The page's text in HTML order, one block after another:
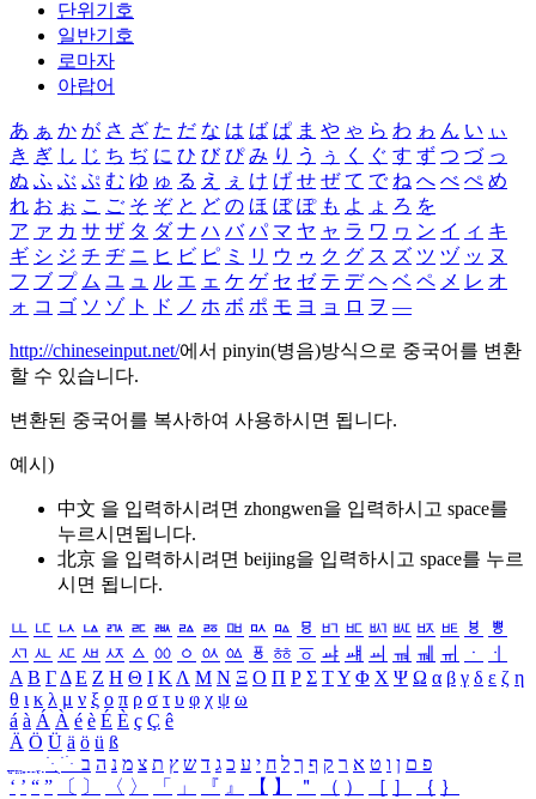
단위기호
일반기호
로마자
아랍어
あ ぁ か が さ ざ た だ な は ば ぱ ま や ゃ ら わ ゎ ん い ぃ
き ぎ し じ ち ぢ に ひ び ぴ み り う ぅ く ぐ す ず つ づ っ
ぬ ふ ぶ ぷ む ゆ ゅ る え ぇ け げ せ ぜ て で ね へ べ ぺ め
れ お ぉ こ ご そ ぞ と ど の ほ ぼ ぽ も よ ょ ろ を
ア ァ カ サ ザ タ ダ ナ ハ バ パ マ ヤ ャ ラ ワ ヮ ン イ ィ キ
ギ シ ジ チ ヂ ニ ヒ ビ ピ ミ リ ウ ゥ ク グ ス ズ ツ ヅ ッ ヌ
フ ブ プ ム ユ ュ ル エ ェ ケ ゲ セ ゼ テ デ ヘ ベ ペ メ レ オ
ォ コ ゴ ソ ゾ ト ド ノ ホ ボ ポ モ ヨ ョ ロ ヲ ―
http://chineseinput.net/에서 pinyin(병음)방식으로 중국어를 변환
할 수 있습니다.
변환된 중국어를 복사하여 사용하시면 됩니다.
예시)
中文 을 입력하시려면 zhongwen을 입력하시고 space를
누르시면됩니다.
北京 을 입력하시려면 beijing을 입력하시고 space를 누르
시면 됩니다.
ㅥ ㅦ ㅧ ㅨ ㅩ ㅪ ㅫ ㅬ ㅭ ㅮ ㅯ ㅰ ㅱ ㅲ ㅳ ㅴ ㅵ ㅶ ㅷ ㅸ
ㅹ
ㅺ ㅻ ㅼ ㅽ ㅾ ㅿ ㆀ ㆁ ㆂ ㆃ ㆄ ㆅ ㆆ ㆇ ㆈ ㆉ ㆊ ㆋ ㆌ ㆍ
ㆎ
Α Β ΓΔ Ε Ζ Η Θ Ι ΚΛ Μ Ν Ξ Ο Π Ρ Σ ΤΥ Φ Χ Ψ Ω α β γ δ ε ζ η
θ ι κ λ μ ν ξ ο π ρ σ τ υ φ χ ψ ω
á à Á À é è É È ç Ç ê
Ä Ö Ü ä ö ü ß
ִֶֹ ֻּ ׁׂ פ ם ן ו ט א ר ק ף ך ל ח י ע כ ג ד ש ץ ת צ מ נ ה ב
‘ ’ “ ” 〔 〕 〈 〉 「 」 『 』 【 】 ＂ （ ） ［ ］ ｛ ｝